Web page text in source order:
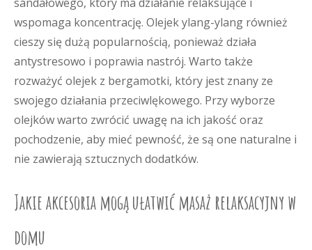
wspomaga koncentrację. Olejek ylang-ylang również
cieszy się dużą popularnością, ponieważ działa
antystresowo i poprawia nastrój. Warto także
rozważyć olejek z bergamotki, który jest znany ze
swojego działania przeciwlękowego. Przy wyborze
olejków warto zwrócić uwagę na ich jakość oraz
pochodzenie, aby mieć pewność, że są one naturalne i
nie zawierają sztucznych dodatków.
Jakie akcesoria mogą ułatwić masaż relaksacyjny w
domu